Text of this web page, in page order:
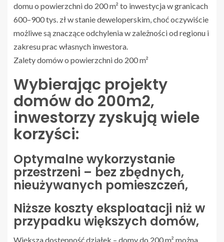
domu o powierzchni do 200 m² to inwestycja w granicach
600–900 tys. zł w stanie deweloperskim, choć oczywiście
możliwe są znaczące odchylenia w zależności od regionu i
zakresu prac własnych inwestora.
Zalety domów o powierzchni do 200 m²
Wybierając projekty
domów do 200m2,
inwestorzy zyskują wiele
korzyści:
Optymalne wykorzystanie
przestrzeni – bez zbędnych,
nieużywanych pomieszczeń,
Niższe koszty eksploatacji niż w
przypadku większych domów,
Większa dostępność działek – domy do 200 m² można